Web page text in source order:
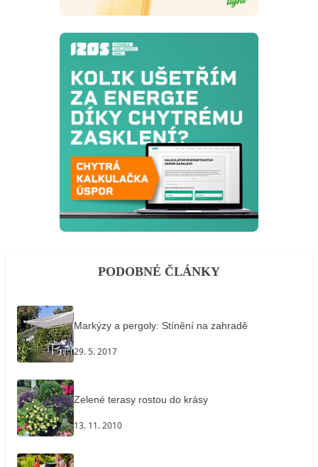
PODOBNÉ ČLÁNKY
Markýzy a pergoly: Stínění na zahradě
29. 5. 2017
Zelené terasy rostou do krásy
13. 11. 2010